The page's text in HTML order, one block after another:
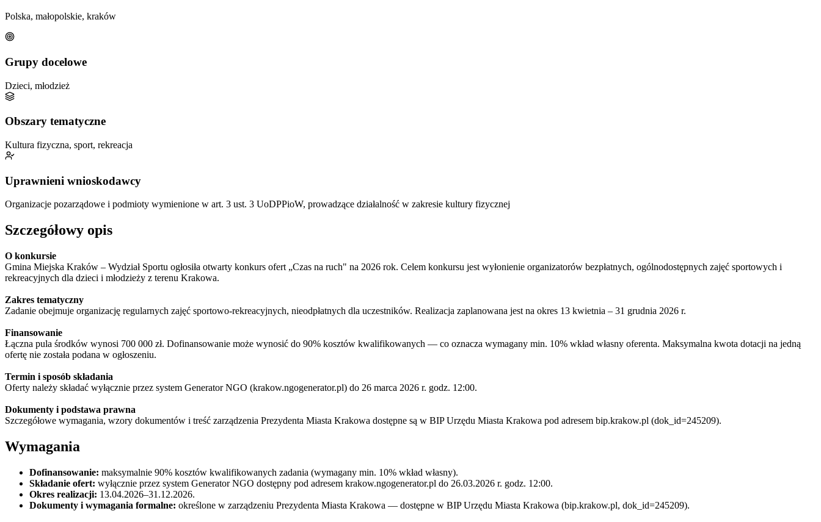
Polska, małopolskie, kraków
Grupy docelowe
Dzieci, młodzież
Obszary tematyczne
Kultura fizyczna, sport, rekreacja
Uprawnieni wnioskodawcy
Organizacje pozarządowe i podmioty wymienione w art. 3 ust. 3 UoDPPioW, prowadzące działalność w zakresie kultury fizycznej
Szczegółowy opis
O konkursie
Gmina Miejska Kraków – Wydział Sportu ogłosiła otwarty konkurs ofert „Czas na ruch" na 2026 rok. Celem konkursu jest wyłonienie organizatorów bezpłatnych, ogólnodostępnych zajęć sportowych i
rekreacyjnych dla dzieci i młodzieży z terenu Krakowa.
Zakres tematyczny
Zadanie obejmuje organizację regularnych zajęć sportowo-rekreacyjnych, nieodpłatnych dla uczestników. Realizacja zaplanowana jest na okres 13 kwietnia – 31 grudnia 2026 r.
Finansowanie
Łączna pula środków wynosi 700 000 zł. Dofinansowanie może wynosić do 90% kosztów kwalifikowanych — co oznacza wymagany min. 10% wkład własny oferenta. Maksymalna kwota dotacji na jedną
ofertę nie została podana w ogłoszeniu.
Termin i sposób składania
Oferty należy składać wyłącznie przez system Generator NGO (krakow.ngogenerator.pl) do 26 marca 2026 r. godz. 12:00.
Dokumenty i podstawa prawna
Szczegółowe wymagania, wzory dokumentów i treść zarządzenia Prezydenta Miasta Krakowa dostępne są w BIP Urzędu Miasta Krakowa pod adresem bip.krakow.pl (dok_id=245209).
Wymagania
Dofinansowanie: maksymalnie 90% kosztów kwalifikowanych zadania (wymagany min. 10% wkład własny).
Składanie ofert: wyłącznie przez system Generator NGO dostępny pod adresem krakow.ngogenerator.pl do 26.03.2026 r. godz. 12:00.
Okres realizacji: 13.04.2026–31.12.2026.
Dokumenty i wymagania formalne: określone w zarządzeniu Prezydenta Miasta Krakowa — dostępne w BIP Urzędu Miasta Krakowa (bip.krakow.pl, dok_id=245209).